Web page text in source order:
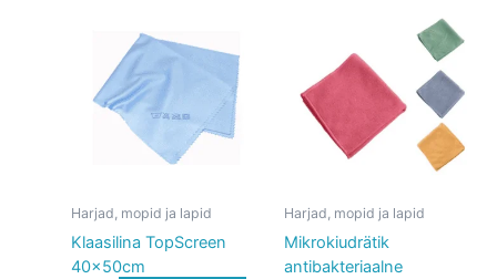
Harjad, mopid ja lapid
Klaasilina TopScreen
40x50cm
Harjad, mopid ja lapid
Mikrokiudrätik
antibakteriaalne